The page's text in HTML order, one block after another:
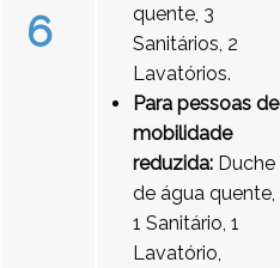
6
quente, 3
Sanitários, 2
Lavatórios.
Para pessoas de
mobilidade
reduzida: Duche
de água quente,
1 Sanitário, 1
Lavatório,